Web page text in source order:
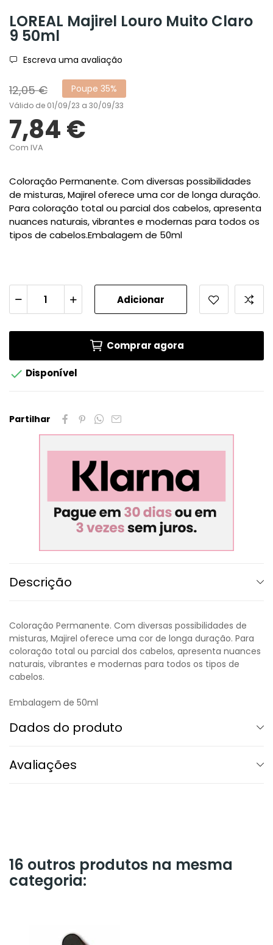
LOREAL Majirel Louro Muito Claro
9 50ml
Escreva uma avaliação
12,05 € Poupe 35%
Válido de 01/09/23 a 30/09/33
7,84 €
Com IVA
Coloração Permanente. Com diversas possibilidades
de misturas, Majirel oferece uma cor de longa duração.
Para coloração total ou parcial dos cabelos, apresenta
nuances naturais, vibrantes e modernas para todos os
tipos de cabelos.Embalagem de 50ml
Adicionar
Comprar agora
 Disponível
Partilhar
Descrição
Coloração Permanente. Com diversas possibilidades de
misturas, Majirel oferece uma cor de longa duração. Para
coloração total ou parcial dos cabelos, apresenta nuances
naturais, vibrantes e modernas para todos os tipos de
cabelos.
Embalagem de 50ml
Dados do produto
Avaliações
16 outros produtos na mesma
categoria: